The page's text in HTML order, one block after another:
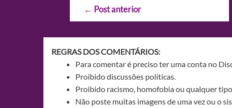
Navegação
← Post anterior
REGRAS DOS COMENTÁRIOS:
Para comentar é preciso ter uma conta no
Proibido discussões políticas.
Proibido racismo, homofobia ou qualquer
Não poste muitas imagens de uma vez ou o